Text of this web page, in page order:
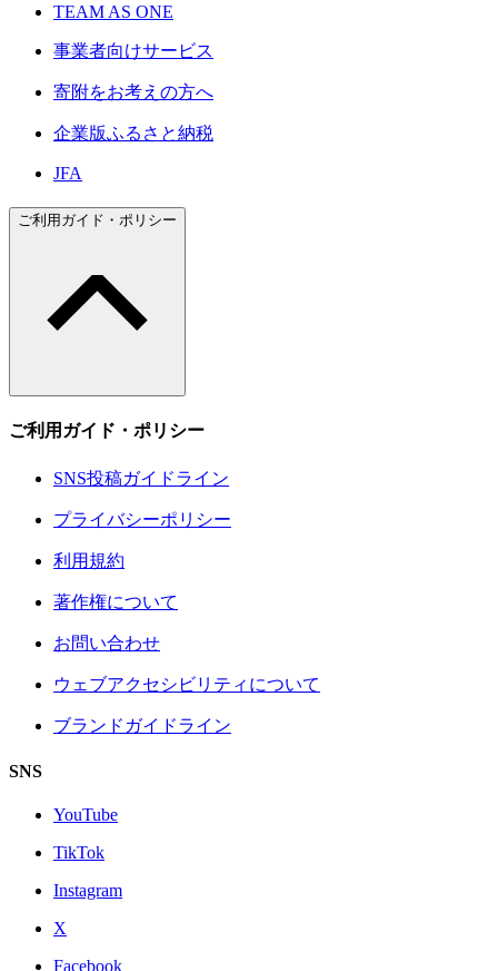
TEAM AS ONE
事業者向けサービス
寄附をお考えの方へ
企業版ふるさと納税
JFA
ご利用ガイド・ポリシー
ご利用ガイド・ポリシー
SNS投稿ガイドライン
プライバシーポリシー
利用規約
著作権について
お問い合わせ
ウェブアクセシビリティについて
ブランドガイドライン
SNS
YouTube
TikTok
Instagram
X
Facebook